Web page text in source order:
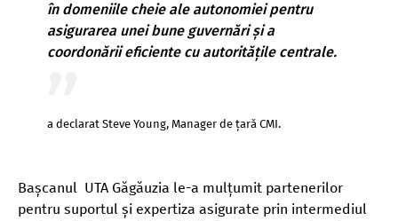
în domeniile cheie ale autonomiei pentru
asigurarea unei bune guvernări și a
coordonării eficiente cu autoritățile centrale.
a declarat Steve Young, Manager de țară CMI.
Bașcanul UTA Găgăuzia le-a mulțumit partenerilor
pentru suportul și expertiza asigurate prin intermediul